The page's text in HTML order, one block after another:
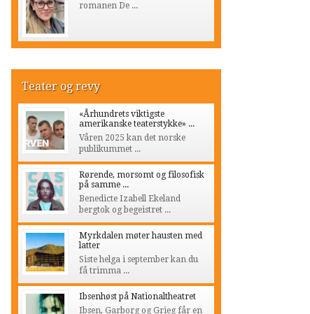
romanen De ...
Teater og revy
«Århundrets viktigste
amerikanske teaterstykke» ...
Våren 2025 kan det norske
publikummet ...
Rørende, morsomt og filosofisk
på samme ...
Benedicte Izabell Ekeland
bergtok og begeistret ...
Myrkdalen møter hausten med
latter
Siste helga i september kan du
få trimma ...
Ibsenhøst på Nationaltheatret
Ibsen, Garborg og Grieg får en